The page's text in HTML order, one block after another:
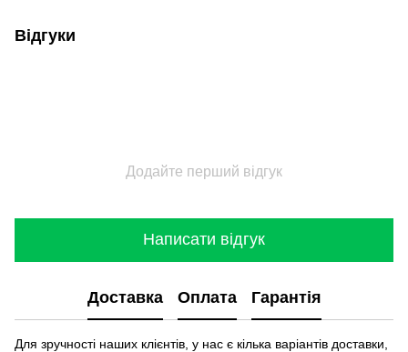
Відгуки
Додайте перший відгук
Написати відгук
Доставка Оплата Гарантія
Для зручності наших клієнтів, у нас є кілька варіантів доставки,